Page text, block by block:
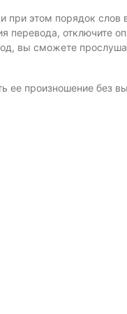
при этом порядок
отключите
вы сможете
ее произношение без